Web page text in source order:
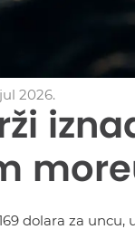
2026.
dolara za uncu,